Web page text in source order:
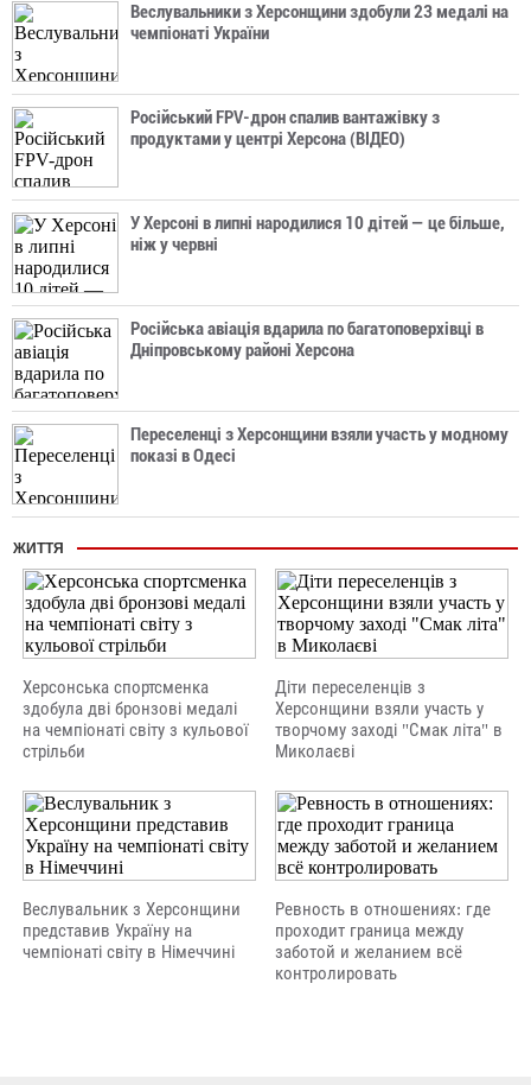
Веслувальники з Херсонщини здобули 23 медалі на
чемпіонаті України
Російський FPV-дрон спалив вантажівку з
продуктами у центрі Херсона (ВІДЕО)
У Херсоні в липні народилися 10 дітей — це більше,
ніж у червні
Російська авіація вдарила по багатоповерхівці в
Дніпровському районі Херсона
Переселенці з Херсонщини взяли участь у модному
показі в Одесі
ЖИТТЯ
Херсонська спортсменка
здобула дві бронзові медалі
на чемпіонаті світу з кульової
стрільби
Діти переселенців з
Херсонщини взяли участь у
творчому заході "Смак літа" в
Миколаєві
Веслувальник з Херсонщини
представив Україну на
чемпіонаті світу в Німеччині
Ревность в отношениях: где
проходит граница между
заботой и желанием всё
контролировать